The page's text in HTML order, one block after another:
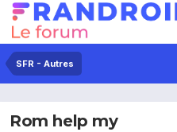
SFR - Autres
Rom help my